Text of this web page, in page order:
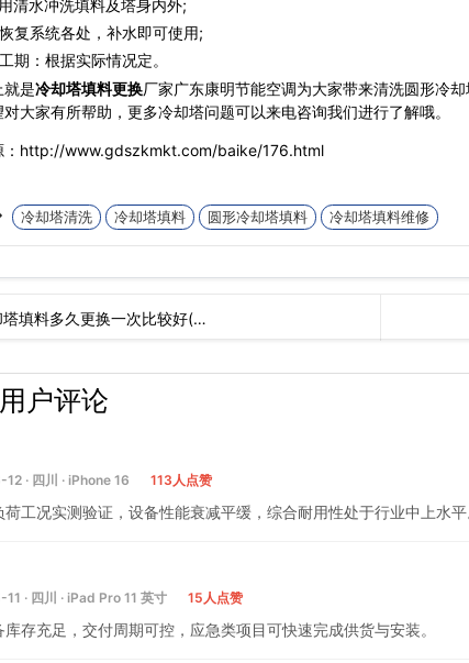
水冲洗填料及塔身内外;
系统各处，补水即可使用;
：根据实际情况定。
就是冷却塔填料更换厂家广东康明节能空调为大家带来清洗圆形冷
对大家有所帮助，更多冷却塔问题可以来电咨询我们进行了解哦。
：http://www.gdszkmkt.com/baike/176.html
冷却塔清洗 冷却塔填料 圆形冷却塔填料 冷却塔填料维修
塔填料多久更换一次比较好(…
户评论
· 四川 · iPhone 16 113人点赞
荷工况实测验证，设备性能衰减平缓，综合耐用性处于行业中上水平
· 四川 · iPad Pro 11 英寸 15人点赞
库存充足，交付周期可控，应急类项目可快速完成供货与安装。